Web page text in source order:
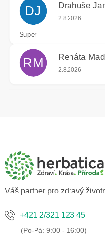
DJ Drahuše
Hodnocení
2.8.2026
Super
RM Renáta
Hodnocení
2.8.2026
a
Váš partner pro zdravý
+421 2/321 123 45